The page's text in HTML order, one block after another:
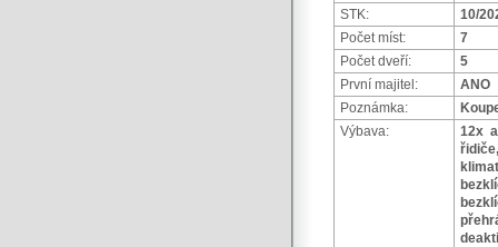
STK:
10/
Počet míst:
7
Počet dveří:
5
První majitel:
ANO
Poznámka:
Výbava:
12x